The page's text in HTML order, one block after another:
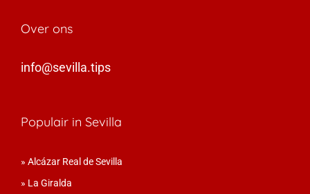
Over ons
info@sevilla.tips
Populair in Sevilla
» Alcázar Real de Sevilla
» La Giralda